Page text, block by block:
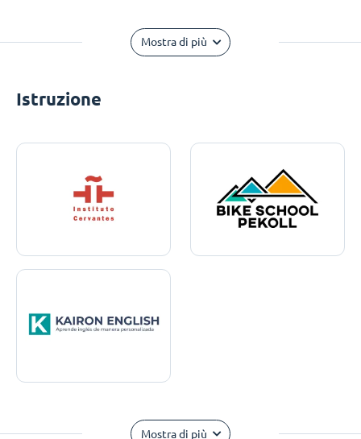
Mostra di più
Istruzione
Mostra di più